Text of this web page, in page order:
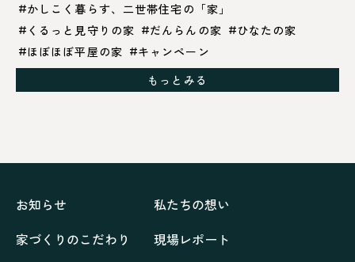
かしこく暮らす、二世帯住宅の「家」
くるっと見守りの家
だんらんの家
ひなたの家
ほぼほぼ平屋の家
キャンペーン
グレイッシュでクールな家
シックブラウンで調和する「家」
住み継ぐ家
優美な「家」
光に集う家
喜びをデザインする家
四角で彩る家
もっとみる
お知らせ
私たちの想い
家づくりのこだわり
現場レポート